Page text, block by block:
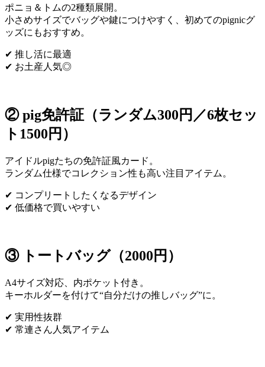
ポニョ＆トムの2種類展開。
小さめサイズでバッグや鍵につけやすく、初めてのpignicグ
ッズにもおすすめ。
✔ 推し活に最適
✔ お土産人気◎
② pig免許証（ランダム300円／6枚セッ
ト1500円）
アイドルpigたちの免許証風カード。
ランダム仕様でコレクション性も高い注目アイテム。
✔ コンプリートしたくなるデザイン
✔ 低価格で買いやすい
③ トートバッグ（2000円）
A4サイズ対応、内ポケット付き。
キーホルダーを付けて“自分だけの推しバッグ”に。
✔ 実用性抜群
✔ 常連さん人気アイテム